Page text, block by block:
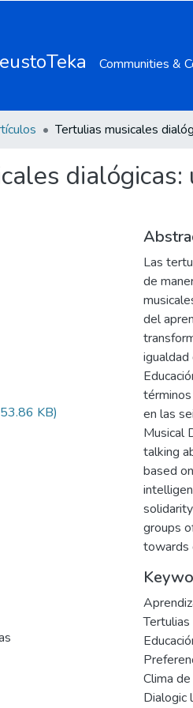
Communities &
KB)
Las
de
del
igualdad
en las
Musical
talking
based
groups
towards
Clima de
Dialogic